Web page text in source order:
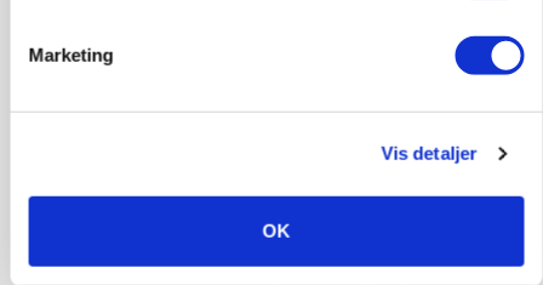
Marketing
Vis detaljer
OK
Nye aktierekorder – og den brutale lektie fra et